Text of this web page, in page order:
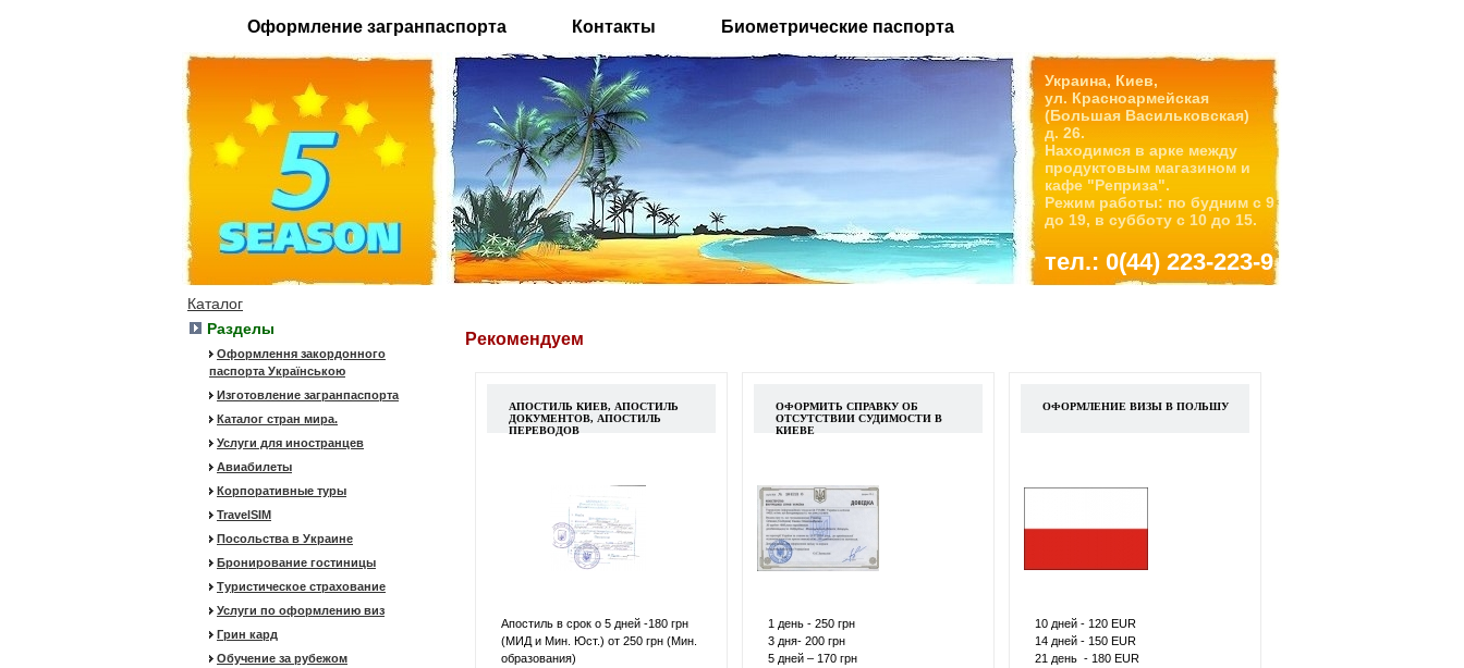
Оформление загранпаспорта Контакты Биометрические паспорта
Украина, Киев,
ул. Красноармейская
(Большая Васильковская)
д. 26.
Находимся в арке между
продуктовым магазином и
кафе "Реприза".
Режим работы: по будним с 9
до 19, в субботу с 10 до 15.
тел.: 0(44) 223-223-9
Каталог
Разделы
Оформлення закордонного
паспорта Українською
Изготовление загранпаспорта
Каталог стран мира.
Услуги для иностранцев
Авиабилеты
Корпоративные туры
TravelSIM
Посольства в Украине
Бронирование гостиницы
Туристическое страхование
Услуги по оформлению виз
Грин кард
Обучение за рубежом
Рекомендуем
АПОСТИЛЬ КИЕВ, АПОСТИЛЬ
ДОКУМЕНТОВ, АПОСТИЛЬ
ПЕРЕВОДОВ
Апостиль в срок о 5 дней -180 грн
(МИД и Мин. Юст.) от 250 грн (Мин.
образования)
ОФОРМИТЬ СПРАВКУ ОБ
ОТСУТСТВИИ СУДИМОСТИ В
КИЕВЕ
1 день - 250 грн
3 дня- 200 грн
5 дней – 170 грн
ОФОРМЛЕНИЕ ВИЗЫ В ПОЛЬШУ
10 дней - 120 ЕUR
14 дней - 150 ЕUR
21 день - 180 ЕUR